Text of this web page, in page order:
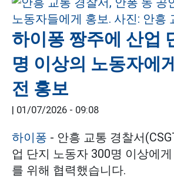
하이퐁 짱주에 산업
명 이상의 노동자에
전 홍보
| 01/07/2026 - 09:08
하이퐁 - 안흥 교통 경찰서
업 단지 노동자 300명 이상에
를 위해 협력했습니다.